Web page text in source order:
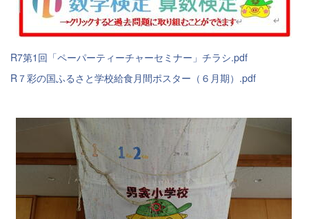
R7第1回「ペーパーティーチャーセミナー」チラシ.pdf
R７彩の国ふるさと学校給食月間ポスター（６月期）.pdf